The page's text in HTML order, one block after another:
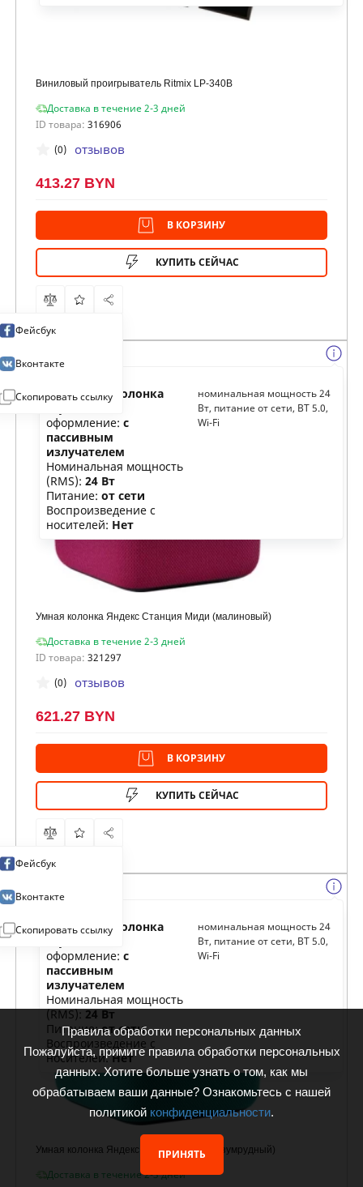
Виниловый проигрыватель Ritmix LP-340B
Доставка в течение 2-3 дней
ID товара: 316906
(0) отзывов
413.27 BYN
В КОРЗИНУ
КУПИТЬ СЕЙЧАС
Фейсбук
Вконтакте
Скопировать ссылку
Умная колонка Яндекс Станция Миди (малиновый)
Доставка в течение 2-3 дней
ID товара: 321297
Тип:умная колонка
Акустическое
оформление: с
пассивным
излучателем
Номинальная мощность
(RMS): 24 Вт
Питание: от сети
Воспроизведение с
носителей: Нет
номинальная мощность 24
Вт, питание от сети, BT 5.0,
Wi-Fi
(0) отзывов
621.27 BYN
В КОРЗИНУ
КУПИТЬ СЕЙЧАС
Фейсбук
Вконтакте
Скопировать ссылку
Умная колонка Яндекс Станция Миди (изумрудный)
Доставка в течение 2-3 дней
Тип:умная колонка
Акустическое
оформление: с
пассивным
излучателем
Номинальная мощность
(RMS):24 Вт
Питание:от сети
Воспроизведение с
носителей:Нет
номинальная мощность 24
Вт, питание от сети, BT 5.0,
Wi-Fi
Правила обработки персональных данных
Пожалуйста, примите правила обработки персональных
данных. Хотите больше узнать о том, как мы
обрабатываем ваши данные? Ознакомьтесь с нашей
политикой конфиденциальности.
ПРИНЯТЬ